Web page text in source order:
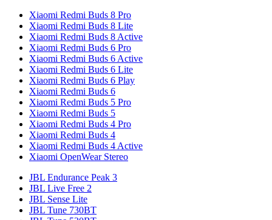
Xiaomi Redmi Buds 8 Pro
Xiaomi Redmi Buds 8 Lite
Xiaomi Redmi Buds 8 Active
Xiaomi Redmi Buds 6 Pro
Xiaomi Redmi Buds 6 Active
Xiaomi Redmi Buds 6 Lite
Xiaomi Redmi Buds 6 Play
Xiaomi Redmi Buds 6
Xiaomi Redmi Buds 5 Pro
Xiaomi Redmi Buds 5
Xiaomi Redmi Buds 4 Pro
Xiaomi Redmi Buds 4
Xiaomi Redmi Buds 4 Active
Xiaomi OpenWear Stereo
JBL Endurance Peak 3
JBL Live Free 2
JBL Sense Lite
JBL Tune 730BT